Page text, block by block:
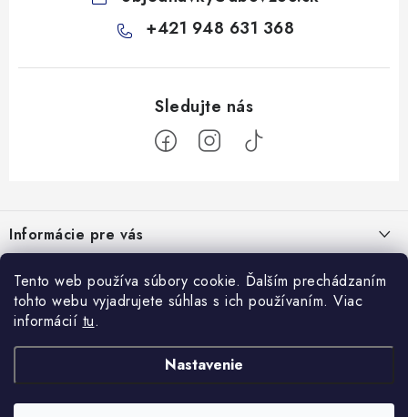
Tento web používa súbory cookie. Ďalším prechádzaním
tohto webu vyjadrujete súhlas s ich používaním. Viac
informácií tu.
Nastavenie
+421 948 631 368
p
ä
Informácie pre vás
Všeobecné obchodné podmienky
Podmienky ochrany osobných údajov
Doprava
Prijímame online platby
Blog
Veterinárne diéty: sprievodca výberom správneho terapeutického
krmiva
8.10.2025